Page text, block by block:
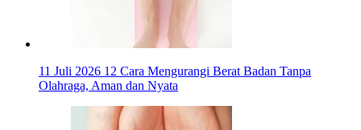
11 Juli 2026 12 Cara Mengurangi Berat Badan Tanpa
Olahraga, Aman dan Nyata